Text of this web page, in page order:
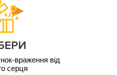
враження від
серця